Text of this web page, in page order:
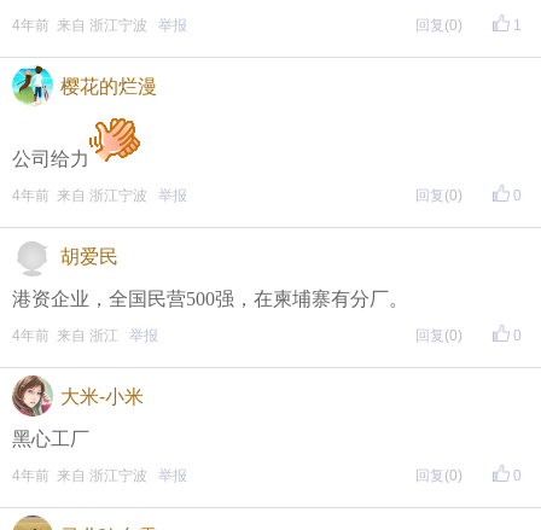
1
4年前 来自 浙江宁波 举报 回复 (0)
樱花的烂漫
公司给力
0
4年前 来自 浙江宁波 举报 回复 (0)
胡爱民
港资企业，全国民营500强，在柬埔寨有分厂。
0
4年前 来自 浙江 举报 回复 (0)
大米-小米
黑心工厂
0
4年前 来自 浙江宁波 举报 回复 (0)